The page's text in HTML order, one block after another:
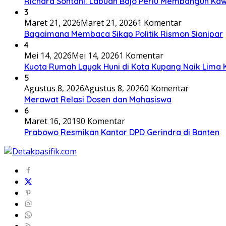
3
Maret 21, 2026Maret 21, 20261 Komentar
Bagaimana Membaca Sikap Politik Rismon Sianipar
4
Mei 14, 2026Mei 14, 20261 Komentar
Kuota Rumah Layak Huni di Kota Kupang Naik Lima
5
Agustus 8, 2026Agustus 8, 20260 Komentar
Merawat Relasi Dosen dan Mahasiswa
6
Maret 16, 20190 Komentar
Prabowo Resmikan Kantor DPD Gerindra di Banten